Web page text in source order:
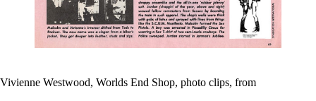
Vivienne Westwood, Worlds End Shop, photo clips, from